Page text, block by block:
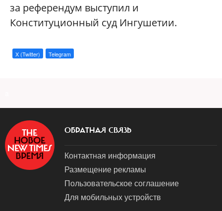
за референдум выступил и
Конституционный суд Ингушетии.
X (Twitter) Telegram
ОБРАТНАЯ СВЯЗЬ
Контактная информация
Размещение рекламы
Пользовательское соглашение
Для мобильных устройств